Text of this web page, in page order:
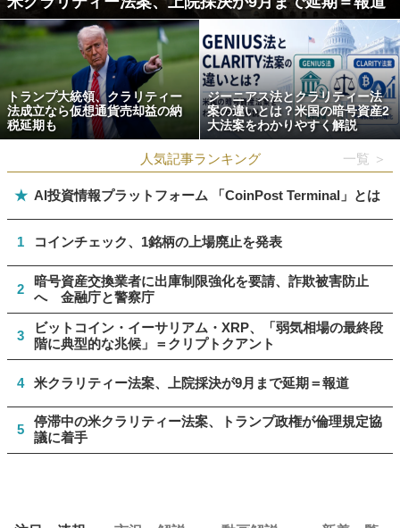
トランプ大統領、クラリティー
法成立なら仮想通貨売却益の納
税延期も
ジーニアス法とクラリティー法
案の違いとは？米国の暗号資産2
大法案をわかりやすく解説
人気記事ランキング 一覧 ＞
★ AI投資情報プラットフォーム 「CoinPost Terminal」とは
1 コインチェック、1銘柄の上場廃止を発表
2
暗号資産交換業者に出庫制限強化を要請、詐欺被害防止
へ 金融庁と警察庁
3
ビットコイン・イーサリアム・XRP、「弱気相場の最終段
階に典型的な兆候」＝クリプトクアント
4 米クラリティー法案、上院採決が9月まで延期＝報道
5
停滞中の米クラリティー法案、トランプ政権が倫理規定協
議に着手